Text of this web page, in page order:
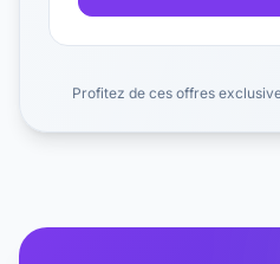
Profitez de ces offres